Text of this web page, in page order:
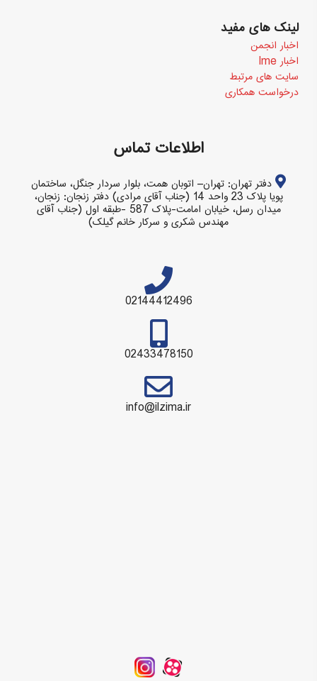
لینک های مفید
اخبار انجمن
اخبار Ime
سایت های مرتبط
درخواست همکاری
اطلاعات تماس
دفتر تهران: تهران– اتوبان همت، بلوار سردار جنگل، ساختمان
پویا پلاک 23 واحد 14 (جناب آقای مرادی) دفتر زنجان: زنجان،
میدان رسل، خیابان امامت-پلاک 587 -طبقه اول (جناب آقای
مهندس شکری و سرکار خانم گیلک)
02144412496
02433478150
info@ilzima.ir